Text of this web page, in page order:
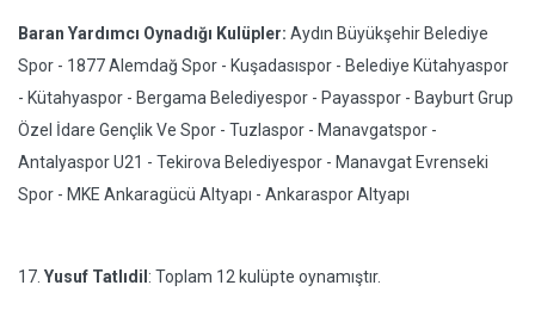
Baran Yardımcı Oynadığı Kulüpler: Aydın Büyükşehir Belediye
Spor - 1877 Alemdağ Spor - Kuşadasıspor - Belediye Kütahyaspor
- Kütahyaspor - Bergama Belediyespor - Payasspor - Bayburt Grup
Özel İdare Gençlik Ve Spor - Tuzlaspor - Manavgatspor -
Antalyaspor U21 - Tekirova Belediyespor - Manavgat Evrenseki
Spor - MKE Ankaragücü Altyapı - Ankaraspor Altyapı
17. Yusuf Tatlıdil : Toplam 12 kulüpte oynamıştır.